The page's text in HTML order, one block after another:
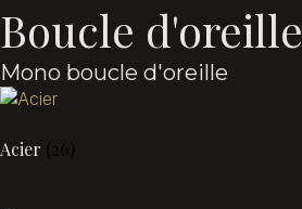
Boucle d'oreille
Mono boucle d'oreille
Acier (26)